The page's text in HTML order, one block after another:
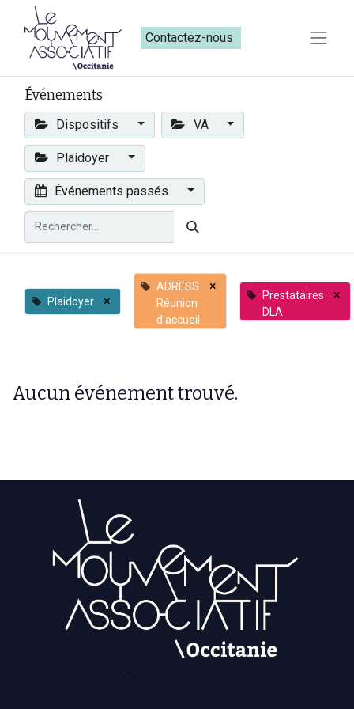
Contactez-nous​​
Événements
Dispositifs VA
Plaidoyer
Événements passés
Plaidoyer ×
ADRESS
Réunion
d'accueil
×
Prestataires
DLA
×
Aucun événement trouvé.